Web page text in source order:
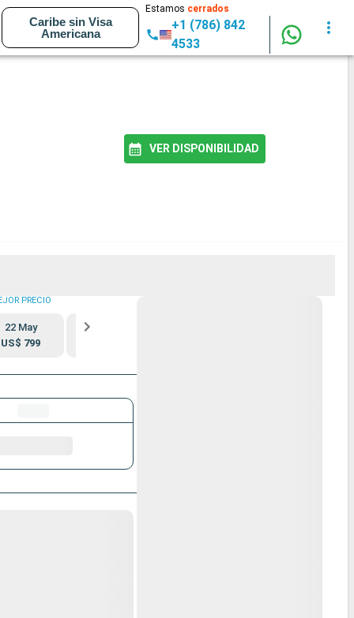
Caribe sin Visa
Americana
Estamos cerrados
+1 (786) 842
4533
VER DISPONIBILIDAD
PRECIO
22 May
US$ 799